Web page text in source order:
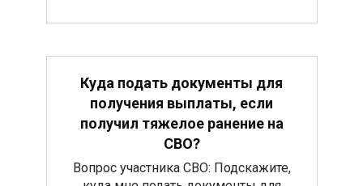
Куда подать документы для
получения выплаты, если
получил тяжелое ранение на
СВО?
Вопрос участника СВО: Подскажите,